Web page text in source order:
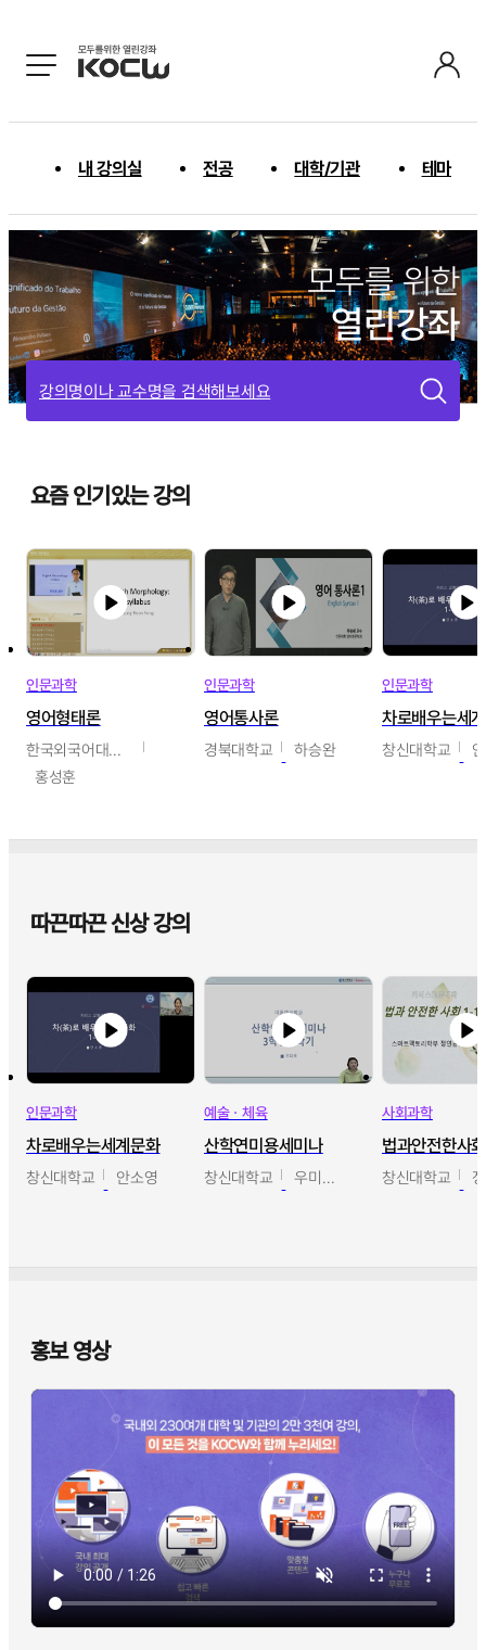
내 강의실 전공 대학/기관 테마
모두를 위한
열린강좌
강의명이나 교수명을 검색해보세요
요즘 인기있는 강의
인문과학
영어형태론
한국외국어대학교
홍성훈
인문과학
영어통사론
경북대학교 하승완
인문과학
차로배우는세
창신대학교
따끈따끈 신상 강의
인문과학
차로배우는세계문화
창신대학교 안소영
예술ㆍ체육
산학연미용세미나
창신대학교 우미옥,오윤경,박선이
사회과학
법과안전한사회
창신대학교
홍보 영상